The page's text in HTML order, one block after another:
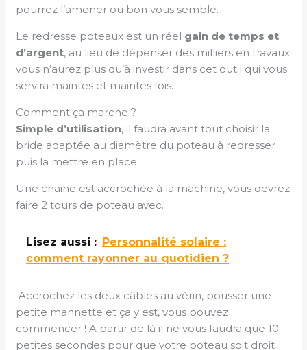
pourrez l’amener ou bon vous semble.
Le redresse poteaux est un réel gain de temps et
d’argent, au lieu de dépenser des milliers en travaux
vous n’aurez plus qu’à investir dans cet outil qui vous
servira maintes et maintes fois.
Comment ça marche ?
Simple d’utilisation, il faudra avant tout choisir la
bride adaptée au diamètre du poteau à redresser
puis la mettre en place.
Une chaine est accrochée à la machine, vous devrez
faire 2 tours de poteau avec.
Lisez aussi : Personnalité solaire :
comment rayonner au quotidien ?
Accrochez les deux câbles au vérin, pousser une
petite mannette et ça y est, vous pouvez
commencer ! A partir de là il ne vous faudra que 10
petites secondes pour que votre poteau soit droit